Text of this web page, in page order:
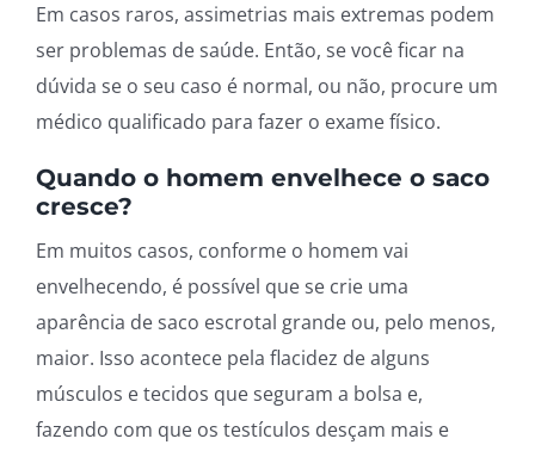
Em casos raros, assimetrias mais extremas podem
ser problemas de saúde. Então, se você ficar na
dúvida se o seu caso é normal, ou não, procure um
médico qualificado para fazer o exame físico.
Quando o homem envelhece o saco
cresce?
Em muitos casos, conforme o homem vai
envelhecendo, é possível que se crie uma
aparência de saco escrotal grande ou, pelo menos,
maior. Isso acontece pela flacidez de alguns
músculos e tecidos que seguram a bolsa e,
fazendo com que os testículos desçam mais e